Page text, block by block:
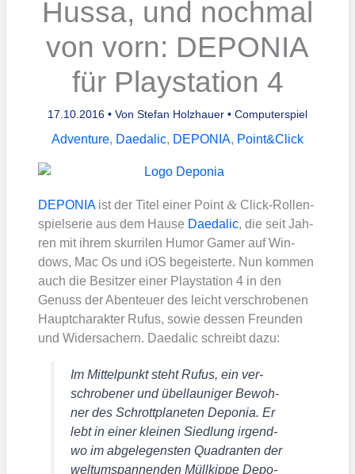
Hussa, und nochmal
von vorn: DEPONIA
für Playstation 4
17.10.2016 • Von Stefan Holzhauer • Computerspiel
Adventure, Daedalic, DEPONIA, Point&Click
DEPONIAist der Titel einer Point& Click-Rol­len­
spiel­se­rie aus dem Hau­se Daeda­lic, die seit Jah­
ren mit ihrem skur­ri­len Humor Gamer auf Win­
dows, Mac Os und iOS begeis­ter­te. Nun kom­men
auch die Besit­zer einer Play­sta­ti­on 4 in den
Genuss der Aben­teu­er des leicht ver­schro­be­nen
Haupt­cha­rak­ter Rufus, sowie des­sen Freun­den
und Wider­sa­chern. Daeda­lic schreibt dazu:
Im Mit­tel­punkt steht Rufus, ein ver­
schro­be­ner und übel­lau­ni­ger Bewoh­
ner des Schrott­pla­ne­ten Depo­nia. Er
lebt in einer klei­nen Sied­lung irgend­
wo im abge­le­gens­ten Qua­dran­ten der
welt­um­span­nen­den Müll­kip­pe Depo­